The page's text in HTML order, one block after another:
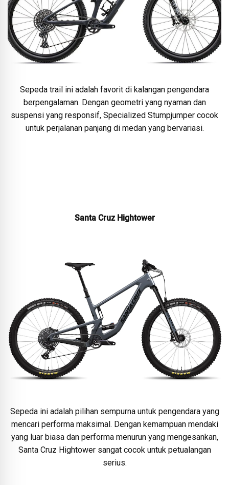
Sepeda trail ini adalah favorit di kalangan pengendara
berpengalaman. Dengan geometri yang nyaman dan
suspensi yang responsif, Specialized Stumpjumper cocok
untuk perjalanan panjang di medan yang bervariasi.
Santa Cruz Hightower
Sepeda ini adalah pilihan sempurna untuk pengendara yang
mencari performa maksimal. Dengan kemampuan mendaki
yang luar biasa dan performa menurun yang mengesankan,
Santa Cruz Hightower sangat cocok untuk petualangan
serius.